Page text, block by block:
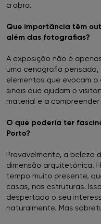
a obra.
Que importância têm
além das fotografias?
A exposição não é
uma cenografia
elementos que evocam o
sinais que ajudam o
material e a
O que poderia ter
Porto?
Provavelmente, a beleza
dimensão arquitetónica.
tempo muito presente,
casas, nas estruturas.
despertado o seu
naturalmente. Mas